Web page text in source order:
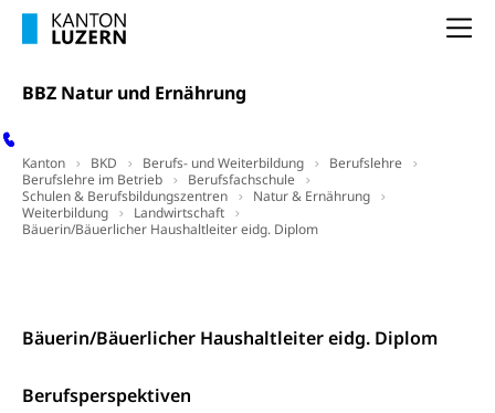
BBZ Natur und Ernährung
Kanton BKD Berufs- und Weiterbildung
Berufslehre
Berufslehre im Betrieb
Berufsfachschule
Schulen & Berufsbildungszentren
Natur & Ernährung
Weiterbildung
Landwirtschaft
Bäuerin/Bäuerlicher Haushaltleiter eidg. Diplom
Bäuerin/Bäuerlicher Haushaltleiter eidg. Diplom
Berufsperspektiven
Nachwuchsförderung, Vermittlung, Selektive
Förderung, Kulturausschreibungen, Kulturpreis,
Bildende Kunst, Angewandte Kunst, Theater/Tanz,
Musik, Entwicklung, Programmbeiträge,
Werkankäufe, Kunstankäufe, Kunst und Bau, Schule
und Kultur, Kulturgesuche, Kulturvermittlung
Kulturförderung und Vermittlung